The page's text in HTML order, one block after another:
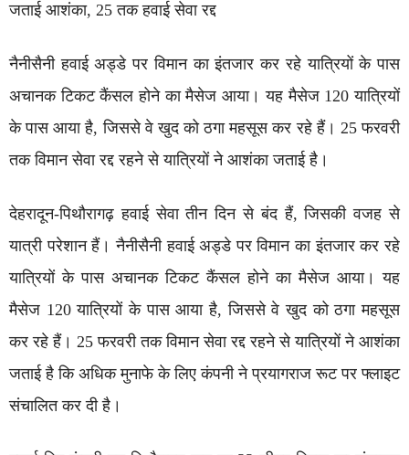
जताई आशंका, 25 तक हवाई सेवा रद्द
नैनीसैनी हवाई अड्डे पर विमान का इंतजार कर रहे यात्रियों के पास
अचानक टिकट कैंसल होने का मैसेज आया। यह मैसेज 120 यात्रियों
के पास आया है, जिससे वे खुद को ठगा महसूस कर रहे हैं। 25 फरवरी
तक विमान सेवा रद्द रहने से यात्रियों ने आशंका जताई है।
देहरादून-पिथौरागढ़ हवाई सेवा तीन दिन से बंद हैं, जिसकी वजह से
यात्री परेशान हैं। नैनीसैनी हवाई अड्डे पर विमान का इंतजार कर रहे
यात्रियों के पास अचानक टिकट कैंसल होने का मैसेज आया। यह
मैसेज 120 यात्रियों के पास आया है, जिससे वे खुद को ठगा महसूस
कर रहे हैं। 25 फरवरी तक विमान सेवा रद्द रहने से यात्रियों ने आशंका
जताई है कि अधिक मुनाफे के लिए कंपनी ने प्रयागराज रूट पर फ्लाइट
संचालित कर दी है।